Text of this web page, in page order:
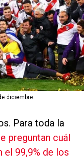
diciembre.
Para toda la
preguntan cuál
el 99,9% de los